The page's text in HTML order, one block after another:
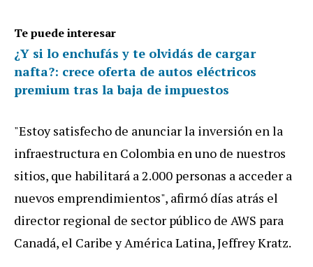
Te puede interesar
¿Y si lo enchufás y te olvidás de cargar
nafta?: crece oferta de autos eléctricos
premium tras la baja de impuestos
"Estoy satisfecho de anunciarla inversión enla
infraestructura en Colombia enuno de nuestros
sitios, que habilitará a2.000 personas a acceder a
nuevos emprendimientos", afirmó días atrás el
director regional de sector público de AWS para
Canadá, el Caribe yAméricaLatina,JeffreyKratz.